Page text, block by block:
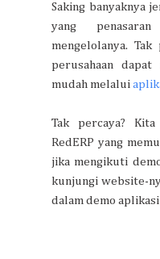
Saking banyaknya
yang penasaran
mengelolanya.
perusahaan
mudah melalui
Tak percaya?
RedERP yang
jika mengikuti
kunjungi website-
dalam demo